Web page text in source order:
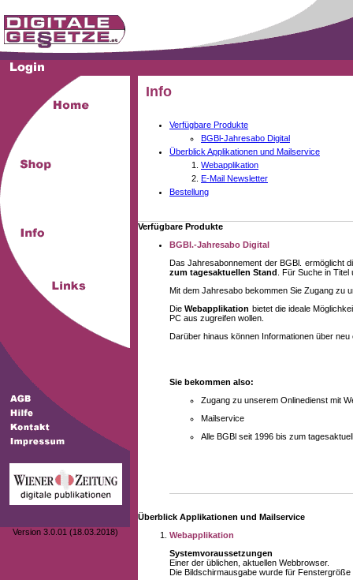
Version 3.0.01 (18.03.2018)
Info
Verfügbare Produkte
BGBl-Jahresabo Digital
Überblick Applikationen und Mailservice
Webapplikation
E-Mail Newsletter
Bestellung
Verfügbare Produkte
BGBl.-Jahresabo Digital
Das Jahresabonnement der BGBl. ermöglicht
zum tagesaktuellen Stand . Für Suche in
Mit dem Jahresabo bekommen Sie Zugang zu
DieWebapplikation bietet die ideale
PC aus zugreifen wollen.
Darüber hinaus können Informationen über
Sie bekommen also:
Zugang zu unserem Onlinedienst mit
Mailservice
Alle BGBl seit 1996 bis zum
Überblick Applikationen und Mailservice
Webapplikation
Systemvoraussetzungen
Einer der üblichen, aktuellen Webbrowser.
Die Bildschirmausgabe wurde für